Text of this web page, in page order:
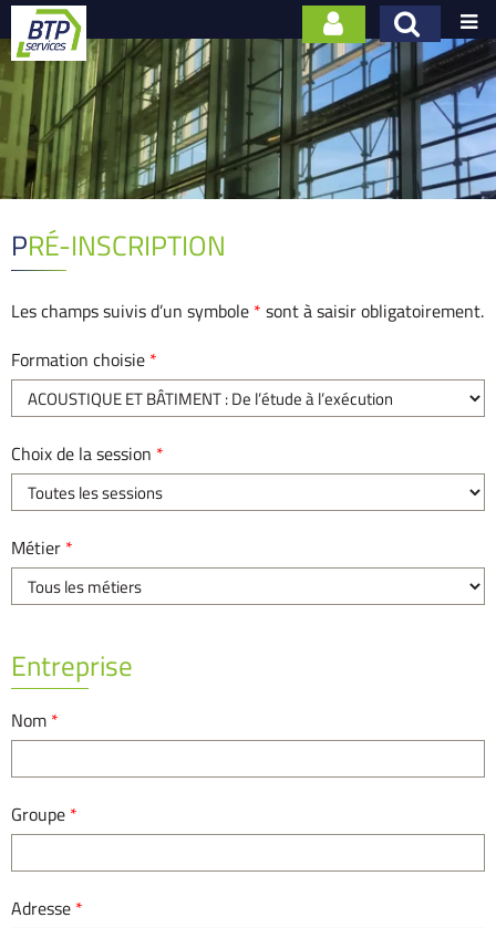

PRÉ-INSCRIPTION
Les champs suivis d’un symbole * sont à saisir obligatoirement.
Formation choisie *
Choix de la session *
Métier *
Entreprise
Nom *
Groupe *
Adresse *